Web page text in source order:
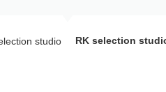
RK selection